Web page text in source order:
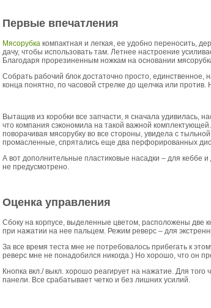
Первые впечатления
Мясорубка компактная и легкая, ее удобно переносить,
дачу, чтобы использовать там. Летнее настроение
Благодаря прорезиненным ножкам на основании
Собрать рабочий блок достаточно просто, единственное,
конца понятно, по часовой стрелке до щелчка или
Вытащив из коробки все запчасти, я сначала удивилась,
что компания сэкономила на такой важной
поворачивая мясорубку во все стороны, увидела с
промасленные, спрятались еще два перфорированных
А вот дополнительные пластиковые насадки – для кеббе
не предусмотрено.
Оценка управления
Сбоку на корпусе, выделенные цветом, расположены две
при нажатии на нее пальцем. Режим реверс – для
За все время теста мне не потребовалось прибегать к
реверс мне не понадобился никогда.) Но хорошо, что он
Кнопка вкл./ выкл. хорошо реагирует на нажатие. Для
панели. Все срабатывает четко и без лишних усилий.